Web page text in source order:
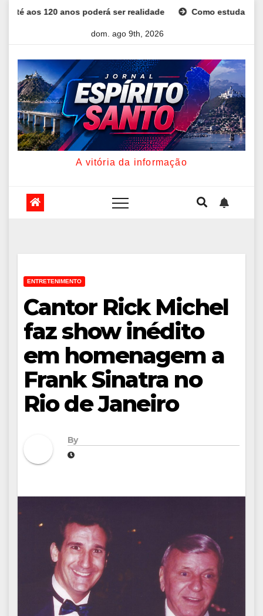
Skiprealidade Como estudar para o Enem: guia completo
dom. ago 9th, 2026
A vitória da informação
ENTRETENIMENTO
Cantor Rick Michel
faz show inédito
em homenagem a
Frank Sinatra no
Rio de Janeiro
By